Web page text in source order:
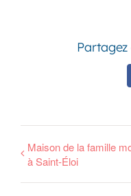
Maison de la famille
à Saint-Éloi